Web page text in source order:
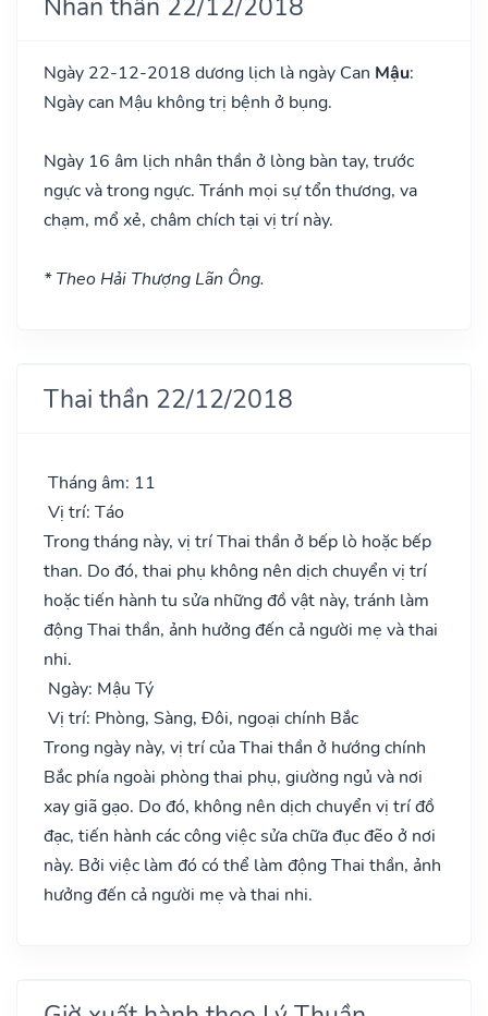
Ngày 22-12-2018 dương lịch là ngày Can Mậu:
Ngày can Mậu không trị bệnh ở bụng.
Ngày 16 âm lịch nhân thần ở lòng bàn tay, trước
ngực và trong ngực. Tránh mọi sự tổn thương, va
chạm, mổ xẻ, châm chích tại vị trí này.
* Theo Hải Thượng Lãn Ông.
Thai thần 22/12/2018
Tháng âm: 11
Vị trí: Táo
Trong tháng này, vị trí Thai thần ở bếp lò hoặc bếp
than. Do đó, thai phụ không nên dịch chuyển vị trí
hoặc tiến hành tu sửa những đồ vật này, tránh làm
động Thai thần, ảnh hưởng đến cả người mẹ và thai
nhi.
Ngày: Mậu Tý
Vị trí: Phòng, Sàng, Đôi, ngoại chính Bắc
Trong ngày này, vị trí của Thai thần ở hướng chính
Bắc phía ngoài phòng thai phụ, giường ngủ và nơi
xay giã gạo. Do đó, không nên dịch chuyển vị trí đồ
đạc, tiến hành các công việc sửa chữa đục đẽo ở nơi
này. Bởi việc làm đó có thể làm động Thai thần, ảnh
hưởng đến cả người mẹ và thai nhi.